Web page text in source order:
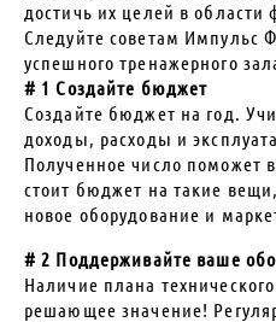
достичь их целей в области
Следуйте советам Импульс
успешного тренажерного
# 1 Создайте бюджет
Создайте бюджет на год.
доходы, расходы и
Полученное число поможет
стоит бюджет на такие
новое оборудование и
# 2 Поддерживайте ваше
Наличие плана
решающее значение!